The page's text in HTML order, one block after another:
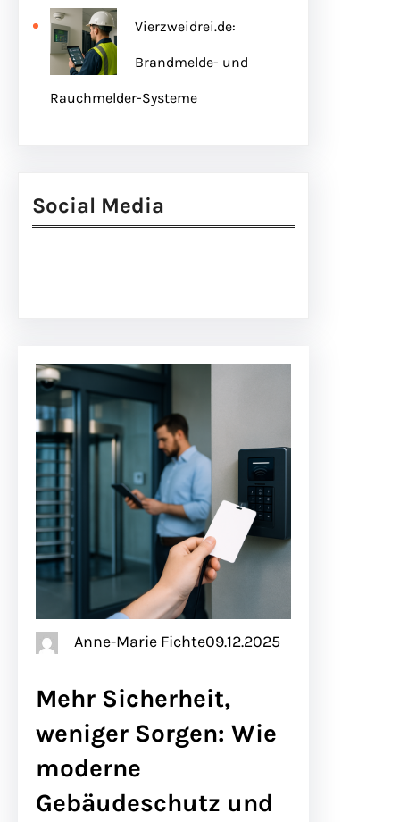
Vierzweidrei.de:
Brandmelde- und
Rauchmelder-Systeme
Social Media
Anne-Marie Fichte09.12.2025
Mehr Sicherheit,
weniger Sorgen: Wie
moderne
Gebäudeschutz und